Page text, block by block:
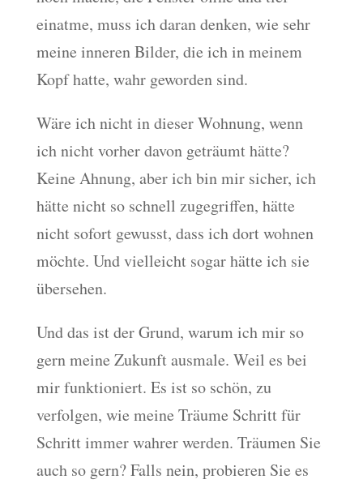
einatme, muss ich daran denken, wie sehr
meine inneren Bilder, die ich in meinem
Kopf hatte, wahr geworden sind.
Wäre ich nicht in dieser Wohnung, wenn
ich nicht vorher davon geträumt hätte?
Keine Ahnung, aber ich bin mir sicher, ich
hätte nicht so schnell zugegriffen, hätte
nicht sofort gewusst, dass ich dort wohnen
möchte. Und vielleicht sogar hätte ich sie
übersehen.
Und das ist der Grund, warum ich mir so
gern meine Zukunft ausmale. Weil es bei
mir funktioniert. Es ist so schön, zu
verfolgen, wie meine Träume Schritt für
Schritt immer wahrer werden. Träumen Sie
auch so gern? Falls nein, probieren Sie es